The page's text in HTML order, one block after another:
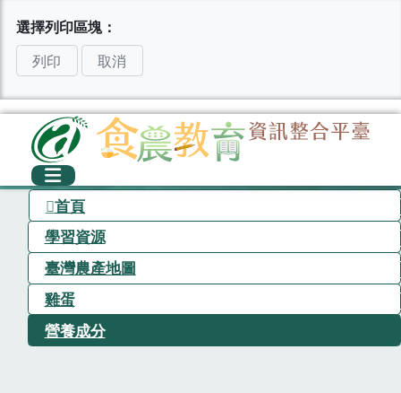
選擇列印區塊：
列印
取消
首頁
學習資源
臺灣農產地圖
雞蛋
營養成分